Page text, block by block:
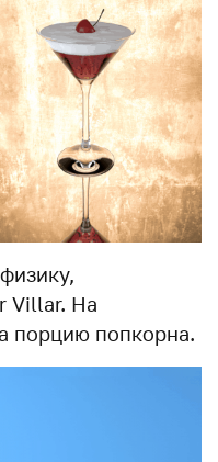
Villar. На
порцию попкорна.